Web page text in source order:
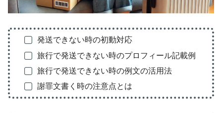
発送できない時の初動対応
旅行で発送できない時のプロフィール記載例
旅行で発送できない時の例文の活用法
謝罪文書く時の注意点とは